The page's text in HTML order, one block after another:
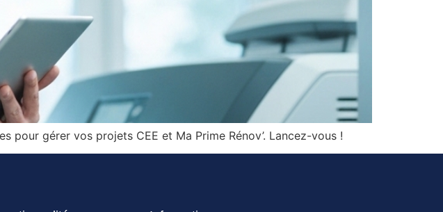
pour gérer vos projets CEE et Ma Prime Rénov’. Lancez-vous !